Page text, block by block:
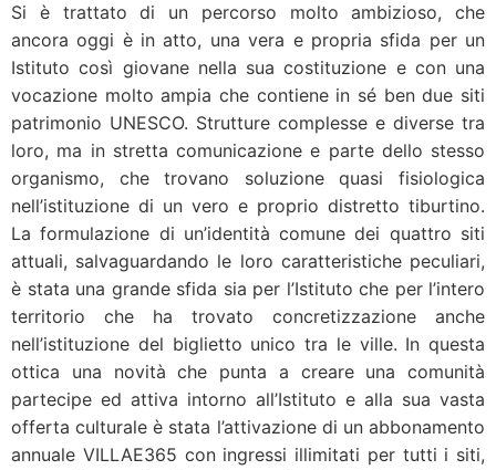
Si è trattato di un percorso molto ambizioso, che
ancora oggi è in atto, una vera e propria sfida per un
Istituto così giovane nella sua costituzione e con una
vocazione molto ampia che contiene in sé ben due siti
patrimonio UNESCO. Strutture complesse e diverse tra
loro, ma in stretta comunicazione e parte dello stesso
organismo, che trovano soluzione quasi fisiologica
nell’istituzione di un vero e proprio distretto tiburtino.
La formulazione di un’identità comune dei quattro siti
attuali, salvaguardando le loro caratteristiche peculiari,
è stata una grande sfida sia per l’Istituto che per l’intero
territorio che ha trovato concretizzazione anche
nell’istituzione del biglietto unico tra le ville. In questa
ottica una novità che punta a creare una comunità
partecipe ed attiva intorno all’Istituto e alla sua vasta
offerta culturale è stata l’attivazione di un abbonamento
annuale VILLAE365 con ingressi illimitati per tutti i siti,